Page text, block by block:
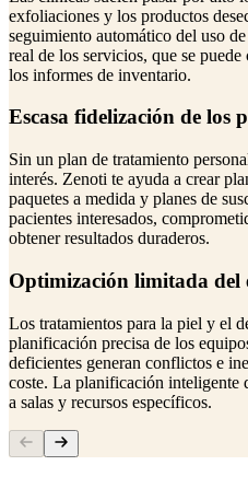
exfoliaciones y los productos
seguimiento automático del uso
real de los servicios, que se
los informes de inventario.
Escasa fidelización de los
Sin un plan de tratamiento
interés. Zenoti te ayuda a crear
paquetes a medida y planes de
pacientes interesados,
obtener resultados duraderos.
Optimización limitada del
Los tratamientos para la piel y el
planificación precisa de los
deficientes generan conflictos e
coste. La planificación inteligente
a salas y recursos específicos.